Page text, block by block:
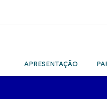
APRESENTAÇÃO